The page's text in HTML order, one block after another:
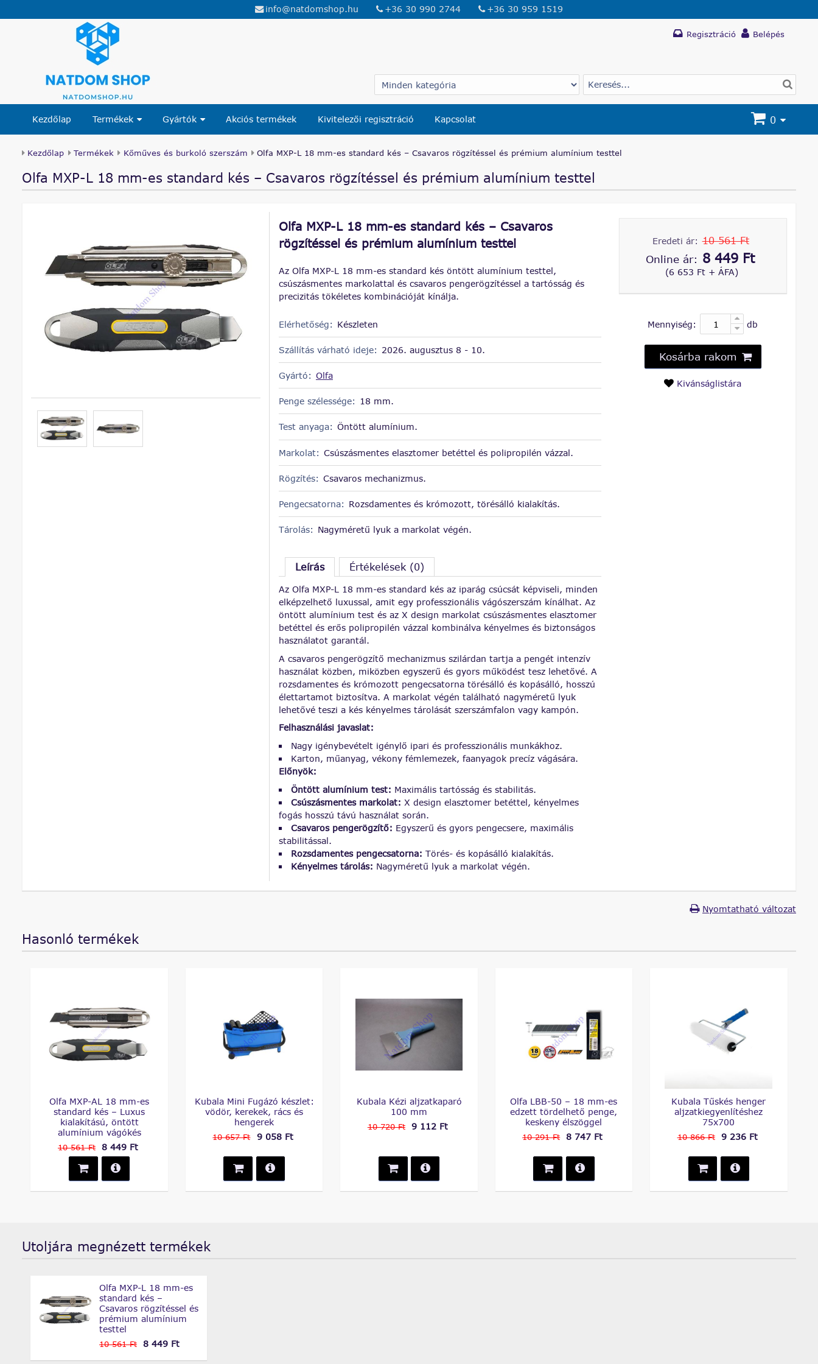
info@natdomshop.hu +36 30 990 2744 +36 30 959 1519
Regisztráció Belépés
Kezdőlap Termékek Gyártók Akciós termékek Kivitelezői regisztráció Kapcsolat 0
Kezdőlap Termékek Kőműves és burkoló szerszám Olfa MXP-L 18 mm-es standard kés – Csavaros rögzítéssel és prémium alumínium testtel
Olfa MXP-L 18 mm-es standard kés – Csavaros rögzítéssel és prémium alumínium testtel
Olfa MXP-L 18 mm-es standard kés – Csavaros
rögzítéssel és prémium alumínium testtel
Az Olfa MXP-L 18 mm-es standard kés öntött alumínium testtel,
csúszásmentes markolattal és csavaros pengerögzítéssel a tartósság és
precizitás tökéletes kombinációját kínálja.
Elérhetőség: Készleten
Szállítás várható ideje: 2026. augusztus 8 - 10.
Gyártó: Olfa
Penge szélessége: 18 mm.
Test anyaga: Öntött alumínium.
Markolat: Csúszásmentes elasztomer betéttel és polipropilén vázzal.
Rögzítés: Csavaros mechanizmus.
Pengecsatorna: Rozsdamentes és krómozott, törésálló kialakítás.
Tárolás: Nagyméretű lyuk a markolat végén.
Leírás Értékelések (0)
Az Olfa MXP-L 18 mm-es standard kés az iparág csúcsát képviseli, minden
elképzelhető luxussal, amit egy professzionális vágószerszám kínálhat. Az
öntött alumínium test és az X design markolat csúszásmentes elasztomer
betéttel és erős polipropilén vázzal kombinálva kényelmes és biztonságos
használatot garantál.
A csavaros pengerögzítő mechanizmus szilárdan tartja a pengét intenzív
használat közben, miközben egyszerű és gyors működést tesz lehetővé. A
rozsdamentes és krómozott pengecsatorna törésálló és kopásálló, hosszú
élettartamot biztosítva. A markolat végén található nagyméretű lyuk
lehetővé teszi a kés kényelmes tárolását szerszámfalon vagy kampón.
Felhasználási javaslat:
Nagy igénybevételt igénylő ipari és professzionális munkákhoz.
Karton, műanyag, vékony fémlemezek, faanyagok precíz vágására.
Előnyök:
Öntött alumínium test: Maximális tartósság és stabilitás.
Csúszásmentes markolat: X design elasztomer betéttel, kényelmes
fogás hosszú távú használat során.
Csavaros pengerögzítő: Egyszerű és gyors pengecsere, maximális
stabilitással.
Rozsdamentes pengecsatorna: Törés- és kopásálló kialakítás.
Kényelmes tárolás: Nagyméretű lyuk a markolat végén.
Eredeti ár: 10 561 Ft
Online ár: 8 449 Ft
(6 653 Ft + ÁFA)
Mennyiség: db
Kosárba rakom
Kivánságlistára
Nyomtatható változat
Hasonló termékek
Olfa MXP-AL 18 mm-es
standard kés – Luxus
kialakítású, öntött
alumínium vágókés
10 561 Ft 8 449 Ft
Kubala Mini Fugázó készlet:
vödör, kerekek, rács és
hengerek
10 657 Ft 9 058 Ft
Kubala Kézi aljzatkaparó
100 mm
10 720 Ft 9 112 Ft
Olfa LBB-50 – 18 mm-es
edzett tördelhető penge,
keskeny élszöggel
10 291 Ft 8 747 Ft
Kubala Tűskés henger
aljzatkiegyenlítéshez
75x700
10 866 Ft 9 236 Ft
Utoljára megnézett termékek
Olfa MXP-L 18 mm-es
standard kés –
Csavaros rögzítéssel és
prémium alumínium
testtel
10 561 Ft 8 449 Ft